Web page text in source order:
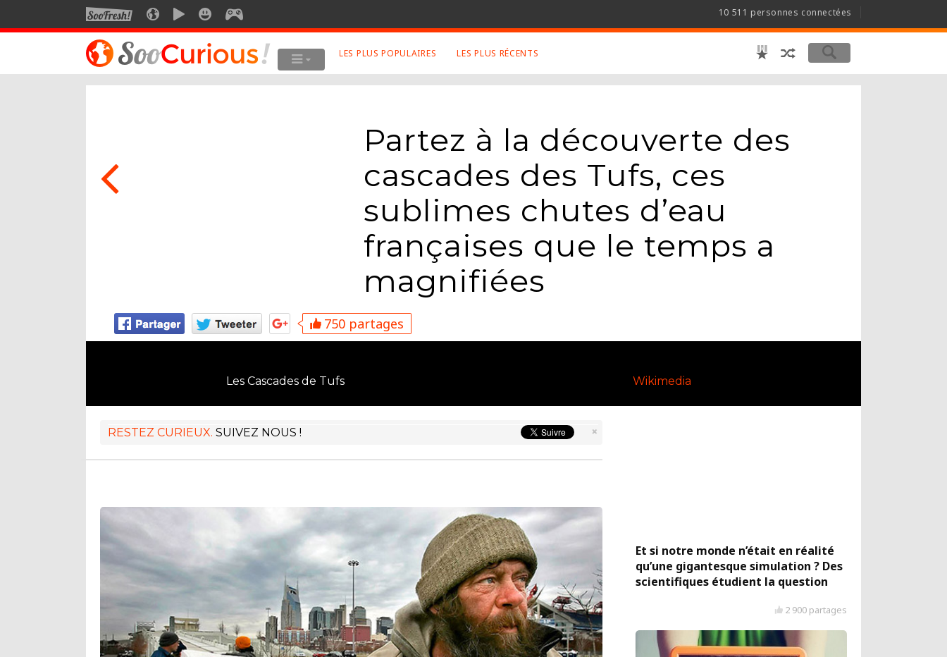
SOOFRESHSOOCURIOUSSOOMOTION
SOOSMILE 10 511 personnes connectées
Twitter
Mentions Légales
Conditions Générales
LES PLUS POPULAIRES LES PLUS RÉCENTS
Partez à la découverte des
cascades des Tufs, ces
sublimes chutes d’eau
françaises que le temps a
magnifiées
750 partages
Les Cascades de Tufs Wikimedia
×
RESTEZ CURIEUX. SUIVEZ NOUS !
Et si notre monde n’était en réalité
qu’une gigantesque simulation ? Des
scientifiques étudient la question
2 900 partages